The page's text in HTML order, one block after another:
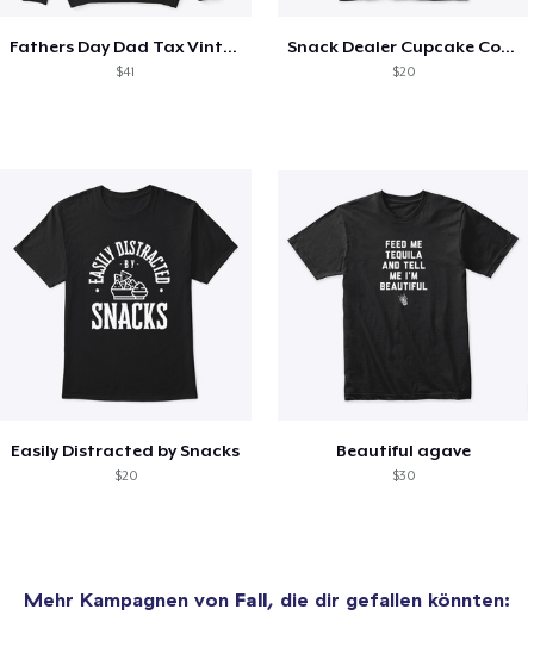
Fathers Day Dad Tax Vintage Papa T-Shirt
$41
Snack Dealer Cupcake Cookie and Milk
$20
Easily Distracted by Snacks
$20
Beautiful agave
$30
Mehr Kampagnen von Fall, die dir gefallen könnten: